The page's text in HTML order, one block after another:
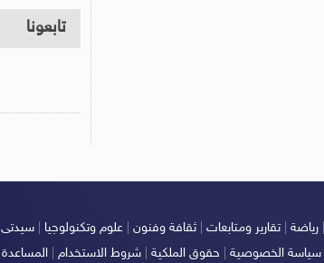
تابعونا
رياضة |تقارير ومتابعات |ثقافة وفنون علوم وتكنولوجيا سيدتى
|سياسة الخصوصية حقوق الملكية |شروط الاستخدام |المساعدة